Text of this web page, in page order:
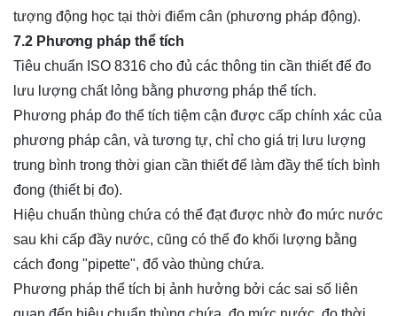
tượng động học tại thời điểm cân (phương pháp động).
7.2 Phương pháp thể tích
Tiêu chuẩn ISO 8316 cho đủ các thông tin cần thiết để đo
lưu lượng chất lỏng bằng phương pháp thể tích.
Phương pháp đo thể tích tiệm cận được cấp chính xác của
phương pháp cân, và tương tự, chỉ cho giá trị lưu lượng
trung bình trong thời gian cần thiết để làm đầy thể tích bình
đong (thiết bị đo).
Hiệu chuẩn thùng chứa có thể đạt được nhờ đo mức nước
sau khi cấp đầy nước, cũng có thể đo khối lượng bằng
cách đong "pipette", đổ vào thùng chứa.
Phương pháp thể tích bị ảnh hưởng bởi các sai số liên